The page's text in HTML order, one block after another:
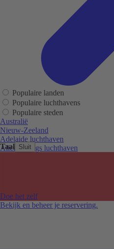
Taal Sluit
Doe het zelf
Bekijk en beheer je reservering.
Populaire landen
Populaire luchthavens
Populaire steden
Australië
Nieuw-Zeeland
Adelaide luchthaven
Alice Springs luchthaven
Melbourne Tullamarine luchthaven
Perth luchthaven
Sydney luchthaven